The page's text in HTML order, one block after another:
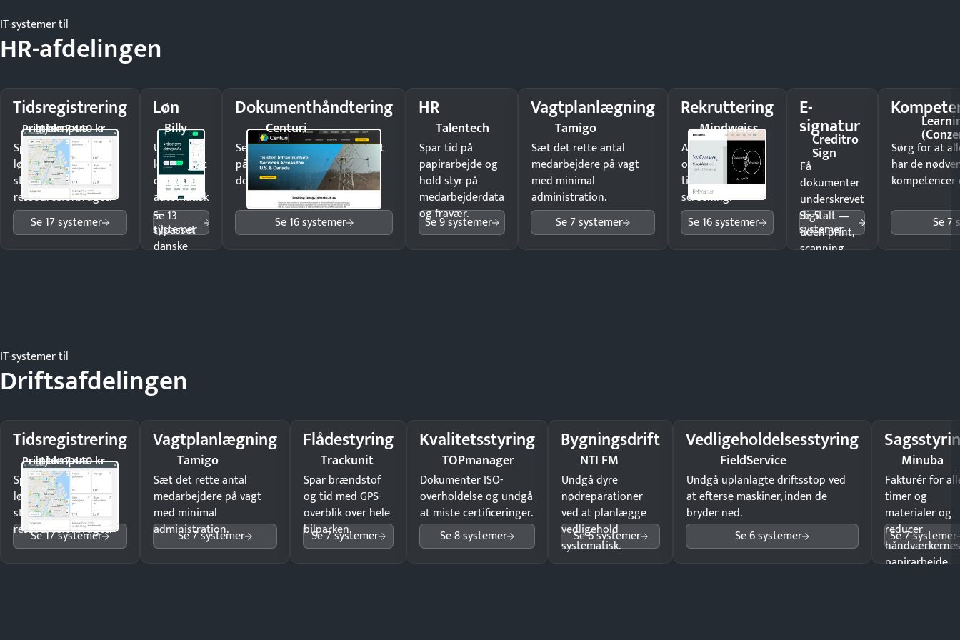
IT-systemer til
HR-afdelingen
Tidsregistrering
Intempus
Pristjek: 7.440 kr
Spar tid på
lønberegning og få
styr på
ressourceforbruget.
Se 17 systemer
Løn
Billy
Udbetal
løn korrekt
og
automatisk
—
tilpasset
danske
Se 13
systemer
Dokumenthåndtering
Centuri
Send kontrakter til underskrift
på minutter og mist ingen
dokumenter.
Se 16 systemer
HR
Talentech
Spar tid på
papirarbejde og
hold styr på
medarbejderdata
og fravær.
Se 9 systemer
Vagtplanlægning
Tamigo
Sæt det rette antal
medarbejdere på vagt
med minimal
administration.
Se 7 systemer
Rekruttering
Mindweiss
Ansæt hurtigere
og brug færre
timer på manuel
screening.
Se 16 systemer
E-
signatur
Creditro
Sign
Få
dokumenter
underskrevet
digitalt —
uden print,
scanning
Se 5
systemer
Sørg for at
har de
Se 7
IT-systemer til
Driftsafdelingen
Tidsregistrering
Intempus
Pristjek: 7.440 kr
Spar tid på
lønberegning og få
styr på
ressourceforbruget.
Se 17 systemer
Vagtplanlægning
Tamigo
Sæt det rette antal
medarbejdere på vagt
med minimal
administration.
Se 7 systemer
Flådestyring
Trackunit
Spar brændstof
og tid med GPS-
overblik over hele
bilparken.
Se 7 systemer
Kvalitetsstyring
TOPmanager
Dokumenter ISO-
overholdelse og undgå
at miste certificeringer.
Se 8 systemer
Bygningsdrift
NTI FM
Undgå dyre
nødreparationer
ved at planlægge
vedligehold
systematisk.
Se 6 systemer
Vedligeholdelsesstyring
FieldService
Undgå uplanlagte driftsstop ved
at efterse maskiner, inden de
bryder ned.
Se 6 systemer
Minuba
Fakturér for
timer og
materialer og
reducer
håndværkernes
papirarbejde.
Se 7 systemer